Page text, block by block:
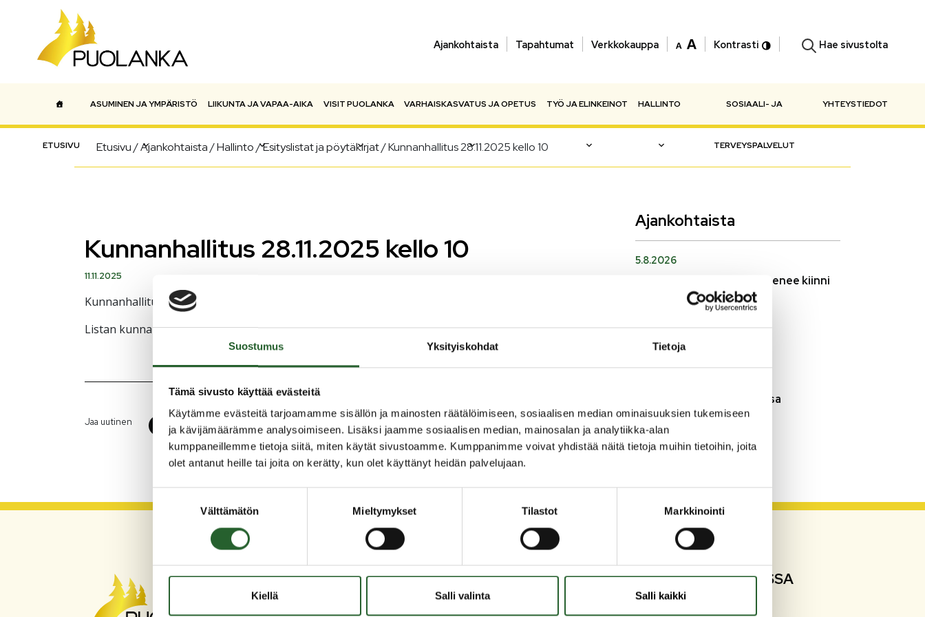
Suostumus Yksityiskohdat Tietoja
Tämä sivusto käyttää evästeitä
Käytämme evästeitä tarjoamamme sisällön ja mainosten räätälöimiseen, sosiaalisen median ominaisuuksien tukemiseen
ja kävijämäärämme analysoimiseen. Lisäksi jaamme sosiaalisen median, mainosalan ja analytiikka-alan
kumppaneillemme tietoja siitä, miten käytät sivustoamme. Kumppanimme voivat yhdistää näitä tietoja muihin tietoihin, joita
olet antanut heille tai joita on kerätty, kun olet käyttänyt heidän palvelujaan.
valinta
Välttämätön Mieltymykset Tilastot Markkinointi
Kiellä Salli valinta Salli kaikki
Ajankohtaista Tapahtumat Verkkokauppa Kontrasti Hae sivustolta
Päävalikko
ETUSIVU
ASUMINEN JA YMPÄRISTÖ LIIKUNTA JA VAPAA-AIKA VISIT PUOLANKA VARHAISKASVATUS JA OPETUS TYÖ JA ELINKEINOT HALLINTO SOSIAALI- JA
TERVEYSPALVELUT
YHTEYSTIEDOT
Etusivu/Ajankohtaista/Hallinto/Esityslistat ja pöytäkirjat/Kunnanhallitus 28.11.2025 kello 10
Kunnanhallitus 28.11.2025 kello 10
11.11.2025
Kunnanhallituksen kokouksen esityslistan ja edellisten kokousten pöytäkirjat löydät
Listan kunnanhallituksen jäsenistä löydättäältä.
Jaa uutinen
Ajankohtaista
5.8.2026
Monitoimitalon kirjasto menee kiinni
perjantaina klo 12.00
Henkilömuutoksia
maaseutuhallinnossa
Asfaltointityöt taajamassa
myöhästyvät
KATSO KAIKKI
PUOLANKA OIKOPOLUT SEURAA SOMESSA